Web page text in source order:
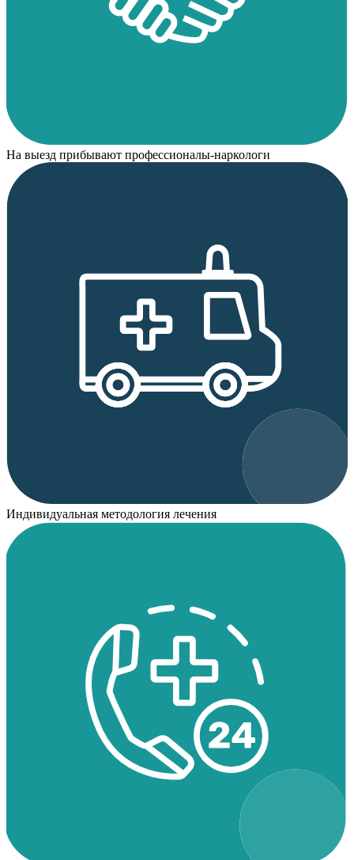
На выезд прибывают профессионалы-наркологи
Индивидуальная методология лечения